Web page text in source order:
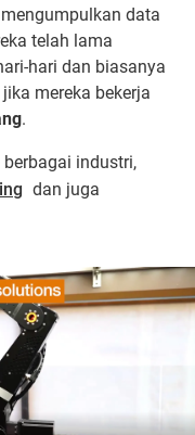
data
telah lama
hari dan biasanya
mereka bekerja
.
industri,
dan juga